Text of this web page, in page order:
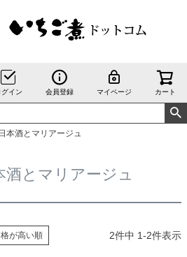
グイン 会員登録 マイページ カート
酒とマリアージュ
とマリアージュ
が高い順 2件中 1-2件表示